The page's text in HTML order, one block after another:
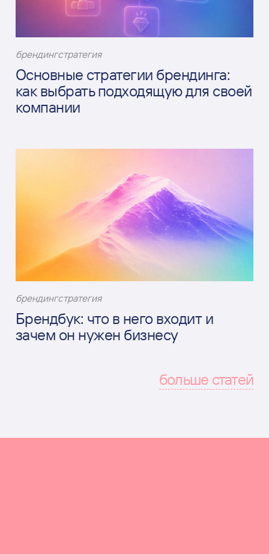
брендингстратегия
Основные стратегии брендинга:
как выбрать подходящую для своей
компании
брендингстратегия
Брендбук: что в него входит и
зачем он нужен бизнесу
больше статей